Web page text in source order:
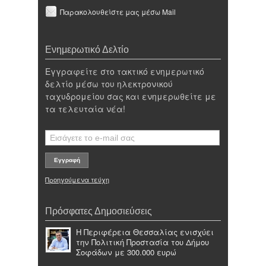
Παρακολουθείστε μας μέσω Mail
Ενημερωτικό Δελτίο
Εγγραφείτε στο τακτικό ενημερωτικό
δελτίο μέσω του ηλεκτρονικού
ταχυδρομείου σας και ενημερωθείτε με
τα τελευταία νέα!
Προηγούμενα τεύχη
Πρόσφατες Δημοσιεύσεις
Η Περιφέρεια Θεσσαλίας ενισχύει
την Πολιτική Προστασία του Δήμου
Σοφάδων με 300.000 ευρώ